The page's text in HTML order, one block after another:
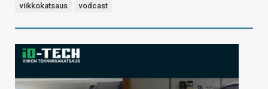
viikkokatsaus
vodcast